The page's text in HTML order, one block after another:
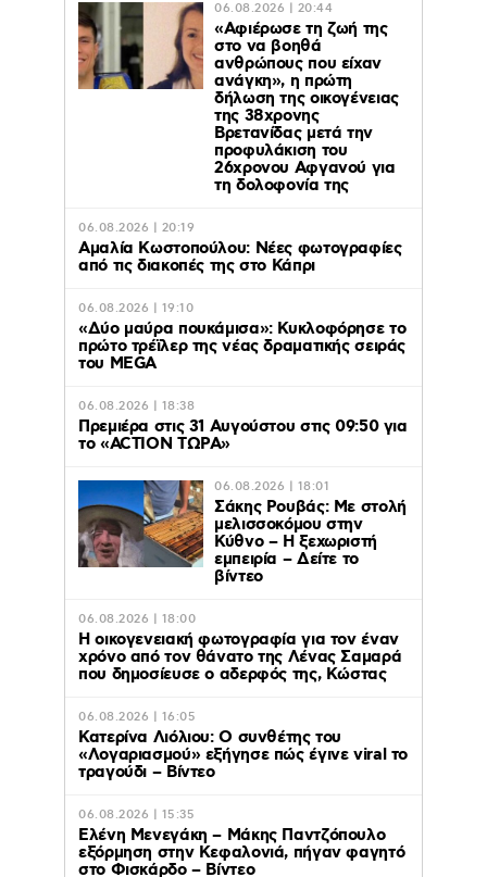
06.08.2026 | 20:44
«Αφιέρωσε τη ζωή της
στο να βοηθά
ανθρώπους που είχαν
ανάγκη», η πρώτη
δήλωση της οικογένειας
της 38χρονης
Βρετανίδας μετά την
προφυλάκιση του
26χρονου Αφγανού για
τη δολοφονία της
06.08.2026 | 20:19
Αμαλία Κωστοπούλου: Νέες φωτογραφίες
από τις διακοπές της στο Κάπρι
06.08.2026 | 19:10
«Δύο μαύρα πουκάμισα»: Κυκλοφόρησε το
πρώτο τρέϊλερ της νέας δραματικής σειράς
του MEGA
06.08.2026 | 18:38
Πρεμιέρα στις 31 Αυγούστου στις 09:50 για
το «ACTION ΤΩΡΑ»
06.08.2026 | 18:01
Σάκης Ρουβάς: Με στολή
μελισσοκόμου στην
Κύθνο – Η ξεχωριστή
εμπειρία – Δείτε το
βίντεο
06.08.2026 | 18:00
Η οικογενειακή φωτογραφία για τον έναν
χρόνο από τον θάνατο της Λένας Σαμαρά
που δημοσίευσε ο αδερφός της, Κώστας
06.08.2026 | 16:05
Κατερίνα Λιόλιου: Ο συνθέτης του
«Λογαριασμού» εξήγησε πώς έγινε viral το
τραγούδι – Βίντεο
06.08.2026 | 15:35
Ελένη Μενεγάκη – Μάκης Παντζόπουλο
εξόρμηση στην Κεφαλονιά, πήγαν φαγητό
στο Φισκάρδο – Βίντεο